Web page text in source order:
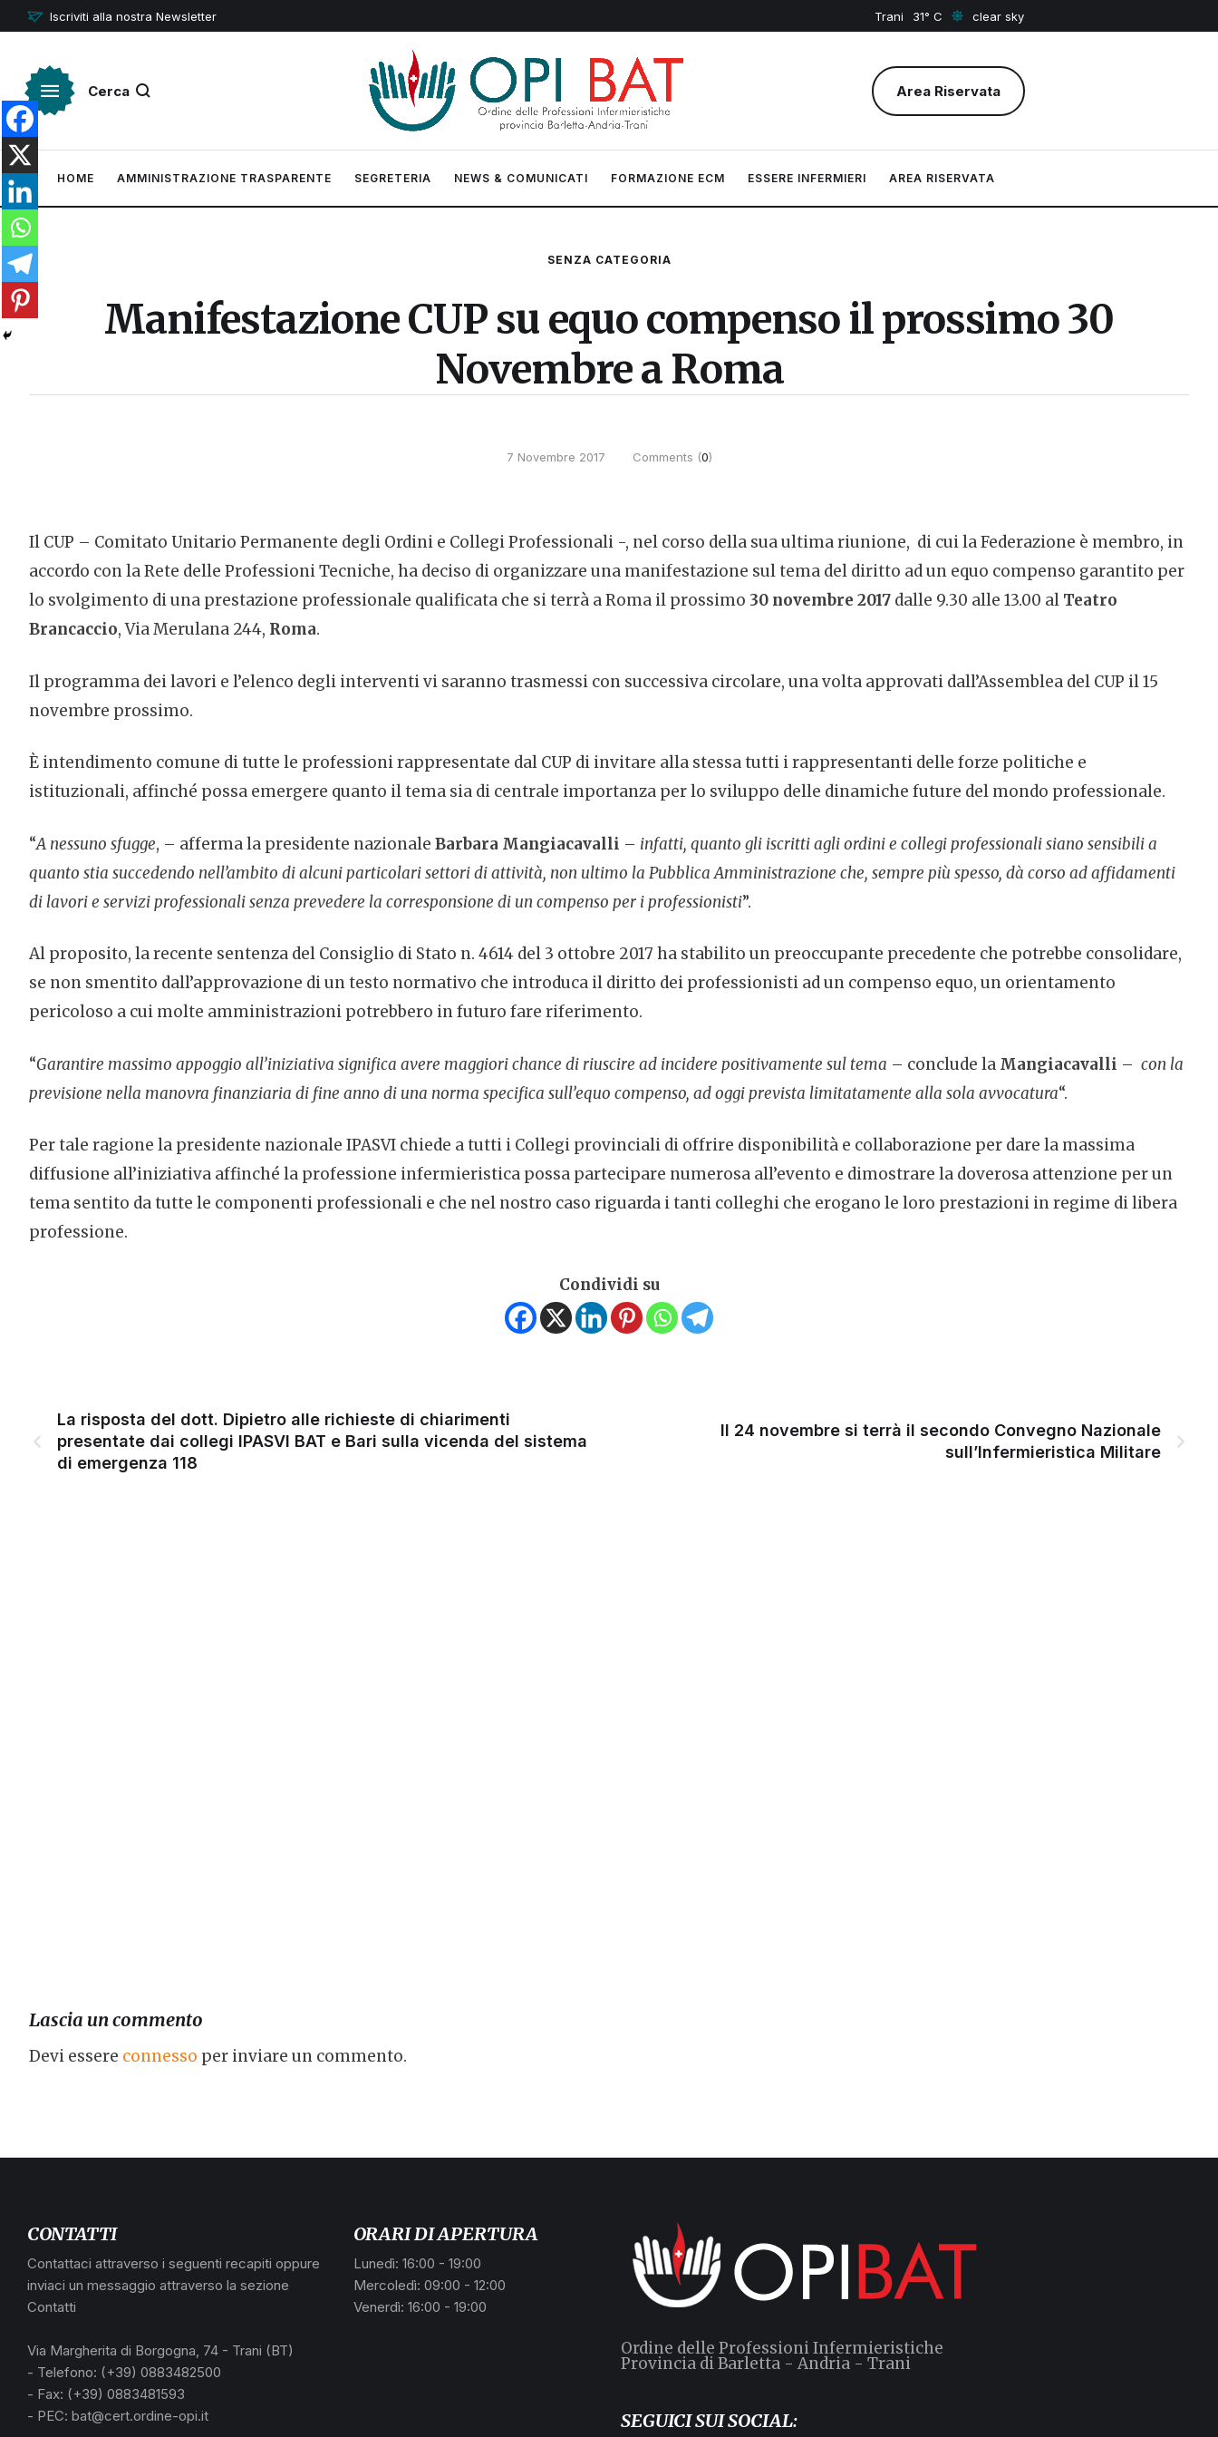
Iscriviti alla nostra Newsletter Trani 31 clear sky
Cerca Area Riservata
HOME AMMINISTRAZIONE TRASPARENTE SEGRETERIA NEWS & COMUNICATI FORMAZIONE ECM ESSERE INFERMIERI AREA RISERVATA
SENZA CATEGORIA
Manifestazione CUP su equo compenso il prossimo 30
Novembre a Roma
7 Novembre 2017 Comments (0)
Il CUP – Comitato Unitario Permanente degli Ordini e Collegi Professionali -, nel corso della sua ultima riunione, di cui la Federazione è membro, in
accordo con la Rete delle Professioni Tecniche, ha deciso di organizzare una manifestazione sul tema del diritto ad un equo compenso garantito per
lo svolgimento di una prestazione professionale qualificata che si terrà a Roma il prossimo 30 novembre 2017 dalle 9.30 alle 13.00 al Teatro
Brancaccio, Via Merulana 244, Roma.
Il programma dei lavori e l’elenco degli interventi vi saranno trasmessi con successiva circolare, una volta approvati dall’Assemblea del CUP il 15
novembre prossimo.
È intendimento comune di tutte le professioni rappresentate dal CUP di invitare alla stessa tutti i rappresentanti delle forze politiche e
istituzionali, affinché possa emergere quanto il tema sia di centrale importanza per lo sviluppo delle dinamiche future del mondo professionale.
“A nessuno sfugge, – afferma la presidente nazionale Barbara Mangiacavalli – infatti, quanto gli iscritti agli ordini e collegi professionali siano sensibili a
quanto stia succedendo nell’ambito di alcuni particolari settori di attività, non ultimo la Pubblica Amministrazione che, sempre più spesso, dà corso ad affidamenti
di lavori e servizi professionali senza prevedere la corresponsione di un compenso per i professionisti”.
Al proposito, la recente sentenza del Consiglio di Stato n. 4614 del 3 ottobre 2017 ha stabilito un preoccupante precedente che potrebbe consolidare,
se non smentito dall’approvazione di un testo normativo che introduca il diritto dei professionisti ad un compenso equo, un orientamento
pericoloso a cui molte amministrazioni potrebbero in futuro fare riferimento.
“Garantire massimo appoggio all’iniziativa significa avere maggiori chance di riuscire ad incidere positivamente sul tema – conclude la Mangiacavalli – con la
previsione nella manovra finanziaria di fine anno di una norma specifica sull’equo compenso, ad oggi prevista limitatamente alla sola avvocatura“.
Per tale ragione la presidente nazionale IPASVI chiede a tutti i Collegi provinciali di offrire disponibilità e collaborazione per dare la massima
diffusione all’iniziativa affinché la professione infermieristica possa partecipare numerosa all’evento e dimostrare la doverosa attenzione per un
tema sentito da tutte le componenti professionali e che nel nostro caso riguarda i tanti colleghi che erogano le loro prestazioni in regime di libera
professione.
Condividi su
La risposta del dott. Dipietro alle richieste di chiarimenti
presentate dai collegi IPASVI BAT e Bari sulla vicenda del sistema
di emergenza 118
Il 24 novembre si terrà il secondo Convegno Nazionale
sull’Infermieristica Militare
Lascia un commento
Devi essere connesso per inviare un commento.
CONTATTI
Contattaci attraverso i seguenti recapiti oppure
inviaci un messaggio attraverso la sezione
Contatti
Via Margherita di Borgogna, 74 - Trani (BT)
- Telefono: (+39) 0883482500
- Fax: (+39) 0883481593
- PEC: bat@cert.ordine-opi.it
ORARI DI APERTURA
Lunedì: 16:00 - 19:00
Mercoledì: 09:00 - 12:00
Venerdì: 16:00 - 19:00
Ordine delle Professioni Infermieristiche
Provincia di Barletta - Andria - Trani
SEGUICI SUI SOCIAL: